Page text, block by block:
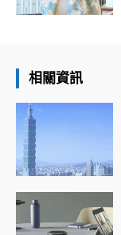
相關資訊